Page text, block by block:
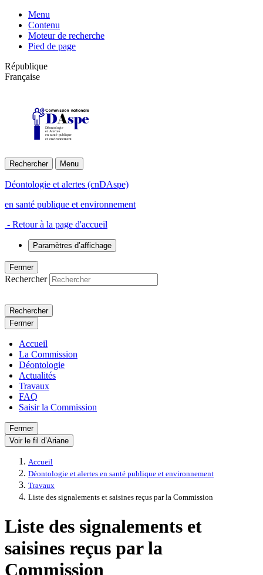
Menu
Contenu
Moteur de recherche
Pied de page
République
Française
Déontologie
et Alertes
en santé publique
et environnement
Rechercher Menu
Déontologie et alertes (cnDAspe)
en santé publique et environnement
- Retour à la page d'accueil
Paramètres d’affichage
Fermer
Rechercher
Rechercher
Fermer
Accueil
La Commission
Déontologie
Actualités
Travaux
FAQ
Saisir la Commission
Fermer
Voir le fil d’Ariane
Accueil
Déontologie et alertes en santé publique et environnement
Travaux
Liste des signalements et saisines reçus par la Commission
Liste des signalements et
saisines reçus par la
Commission